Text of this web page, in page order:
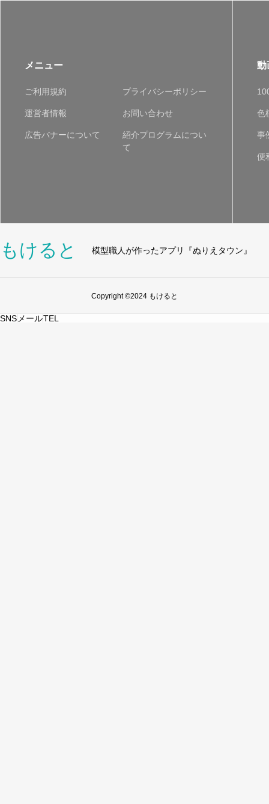
メニュー
ご利用規約 プライバシーポリシー
運営者情報 お問い合わせ
広告バナーについて
紹介プログラムについ
て
動
色
事
便
もけると 模型職人が作ったアプリ『ぬりえタウン』
Copyright ©2024 もけると
SNS メールTEL